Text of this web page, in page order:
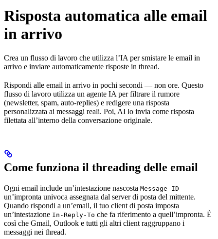
Risposta automatica alle email
in arrivo
Crea un flusso di lavoro che utilizza l’IA per smistare le email in
arrivo e inviare automaticamente risposte in thread.
Rispondi alle email in arrivo in pochi secondi — non ore. Questo
flusso di lavoro utilizza un agente IA per filtrare il rumore
(newsletter, spam, auto-replies) e redigere una risposta
personalizzata ai messaggi reali. Poi, AI lo invia come risposta
filettata all’interno della conversazione originale.
Come funziona il threading delle email
Ogni email include un’intestazione nascosta Message-ID —
un’impronta univoca assegnata dal server di posta del mittente.
Quando rispondi a un’email, il tuo client di posta imposta
un’intestazione In-Reply-To che fa riferimento a quell’impronta. È
così che Gmail, Outlook e tutti gli altri client raggruppano i
messaggi nei thread.